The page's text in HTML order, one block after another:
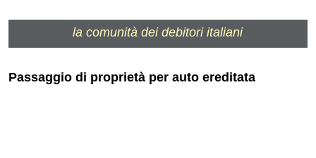
la comunità dei debitori italiani
Passaggio di proprietà per auto ereditata